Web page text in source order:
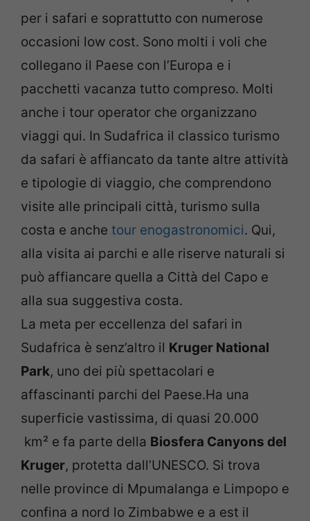
per i safari e soprattutto con numerose
occasioni low cost. Sono molti i voli che
collegano il Paese con l’Europa e i
pacchetti vacanza tutto compreso. Molti
anche i tour operator che organizzano
viaggi qui. In Sudafrica il classico turismo
da safari è affiancato da tante altre attività
e tipologie di viaggio, che comprendono
visite alle principali città, turismo sulla
costa e anche tour enogastronomici. Qui,
alla visita ai parchi e alle riserve naturali si
può affiancare quella a Città del Capo e
alla sua suggestiva costa.
La meta per eccellenza del safari in
Sudafrica è senz’altro il Kruger National
Park, uno dei più spettacolari e
affascinanti parchi del Paese.Ha una
superficie vastissima, di quasi 20.000
km² e fa parte della Biosfera Canyons del
Kruger, protetta dall’UNESCO. Si trova
nelle province di Mpumalanga e Limpopo e
confina a nord lo Zimbabwe e a est il